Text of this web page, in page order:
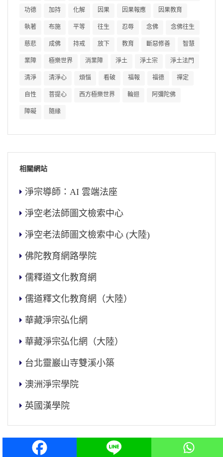
功德 加持 化解 因果 因果報應 因果教育
執著 布施 平等 往生 忍辱 念佛 念佛往生
慈悲 成佛 持戒 放下 教育 斷惡修善 智慧
業障 極樂世界 消業障 淨土 淨土宗 淨土法門
清淨 清淨心 煩惱 看破 福報 福德 禪定
自性 菩提心 西方極樂世界 輪迴 阿彌陀佛
障礙 隨緣
相關網站
淨宗導師：AI 雲端法座
淨空老法師圖文檢索中心
淨空老法師圖文檢索中心 (大陸)
佛陀教育網路學院
儒釋道文化教育網
儒道釋文化教育網（大陸）
華藏淨宗弘化網
華藏淨宗弘化網（大陸）
台北靈巖山寺雙溪小築
澳洲淨宗學院
英國漢學院